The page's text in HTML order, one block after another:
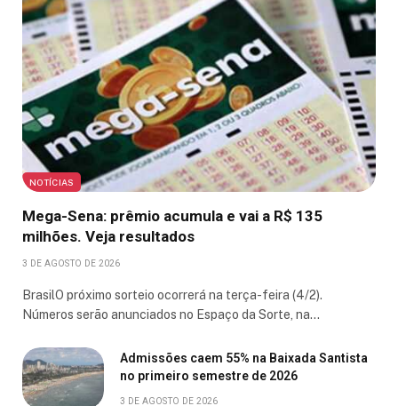
NOTÍCIAS
Mega-Sena: prêmio acumula e vai a R$ 135
milhões. Veja resultados
3 DE AGOSTO DE 2026
BrasilO próximo sorteio ocorrerá na terça-feira (4/2).
Números serão anunciados no Espaço da Sorte, na…
Admissões caem 55% na Baixada Santista
no primeiro semestre de 2026
3 DE AGOSTO DE 2026